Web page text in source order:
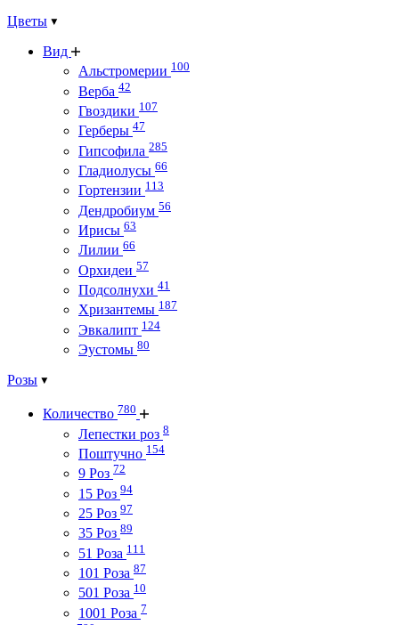
Цветы
Вид
Альстромерии 100
Верба 42
Гвоздики 107
Герберы 47
Гипсофила 285
Гладиолусы 66
Гортензии 113
Дендробиум 56
Ирисы 63
Лилии 66
Орхидеи 57
Подсолнухи 41
Хризантемы 187
Эвкалипт 124
Эустомы 80
Розы
Количество 780
Лепестки роз 8
Поштучно 154
9 Роз 72
15 Роз 94
25 Роз 97
35 Роз 89
51 Роза 111
101 Роза 87
501 Роза 10
1001 Роза 7